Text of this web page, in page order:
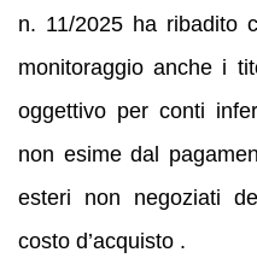
n. 11/2025 ha ribadito
monitoraggio anche i
oggettivo per conti
non esime dal
esteri non negoziati
costo d’acquisto .